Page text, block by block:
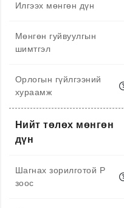
Илгээх мөнгөн дүн
Мөнгөн гуйвуулгын
шимтгэл
Орлогын гүйлгээний
хураамж
Нийт төлөх мөнгөн
дүн
Шагнах зорилготой P
зоос